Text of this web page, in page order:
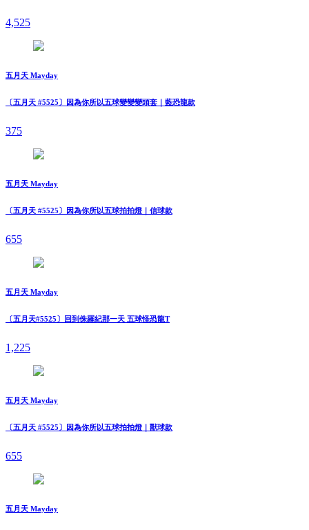
4,525
五月天 Mayday
〔五月天 #5525〕因為你所以五球變變變頭套｜藍恐龍款
375
五月天 Mayday
〔五月天 #5525〕因為你所以五球拍拍燈｜信球款
655
五月天 Mayday
〔五月天#5525〕回到侏羅紀那一天 五球怪恐龍T
1,225
五月天 Mayday
〔五月天 #5525〕因為你所以五球拍拍燈｜獸球款
655
五月天 Mayday